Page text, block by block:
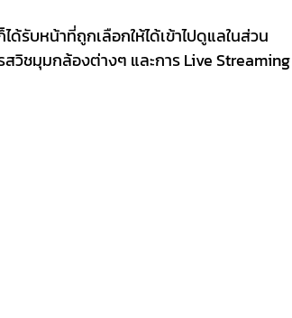
รับหน้าที่ถูกเลือกให้ได้เข้าไปดูแลในส่วน
วิชมุมกล้องต่างๆ และการ Live Streaming